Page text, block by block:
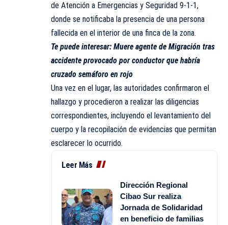
de Atención a Emergencias y Seguridad 9-1-1,
donde se notificaba la presencia de una persona
fallecida en el interior de una finca de la zona.
Te puede interesar: Muere agente de Migración tras
accidente provocado por conductor que habría
cruzado semáforo en rojo
Una vez en el lugar, las autoridades confirmaron el
hallazgo y procedieron a realizar las diligencias
correspondientes, incluyendo el levantamiento del
cuerpo y la recopilación de evidencias que permitan
esclarecer lo ocurrido.
Leer Más
Dirección Regional
Cibao Sur realiza
Jornada de Solidaridad
en beneficio de familias